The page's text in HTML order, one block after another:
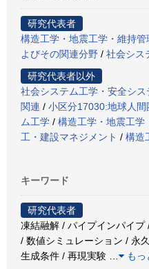
研究代表者
構造工学・地震工学・維持管
よびその関連分野 / 社会シス
研究代表者以外
社会システム工学・安全シス
関連 / 小区分17030:地球人間
ム工学 / 構造工学・地震工学
工・建設マネジメント / 構造
キーワード
研究代表者
凍結融解 / パイプインパイ
/ 数値シミュレーション / 永
生成条件 / 再現実験
もっ